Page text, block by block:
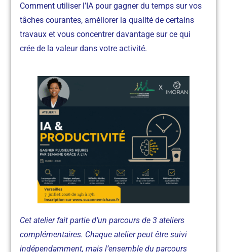
Comment utiliser l’IA pour gagner du temps sur vos
tâches courantes, améliorer la qualité de certains
travaux et vous concentrer davantage sur ce qui
crée de la valeur dans votre activité.
Cet atelier fait partie d’un parcours de 3 ateliers
complémentaires. Chaque atelier peut être suivi
indépendamment, mais l’ensemble du parcours